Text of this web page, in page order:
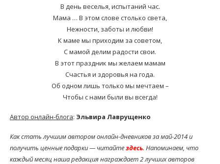
В день веселья, испытаний час.
Мама … В этом слове столько света,
Нежности, заботы и любви!
К маме мы приходим за советом,
С мамой делим радости свои.
В этот праздник мы желаем мамам
Счастья и здоровья на года.
Об одном лишь только мы мечтаем –
Чтобы с нами были вы всегда!
Автор онлайн-блога: Эльвира Лаврущенко
Как стать лучшим автором онлайн-дневников за май-2014 и
получить ценные подарки — читайтездесь. Напоминаем, что
каждый месяц наша редакция награждает 2 лучших авторов